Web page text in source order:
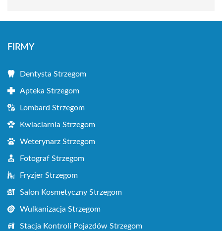
FIRMY
Dentysta Strzegom
Apteka Strzegom
Lombard Strzegom
Kwiaciarnia Strzegom
Weterynarz Strzegom
Fotograf Strzegom
Fryzjer Strzegom
Salon Kosmetyczny Strzegom
Wulkanizacja Strzegom
Stacja Kontroli Pojazdów Strzegom